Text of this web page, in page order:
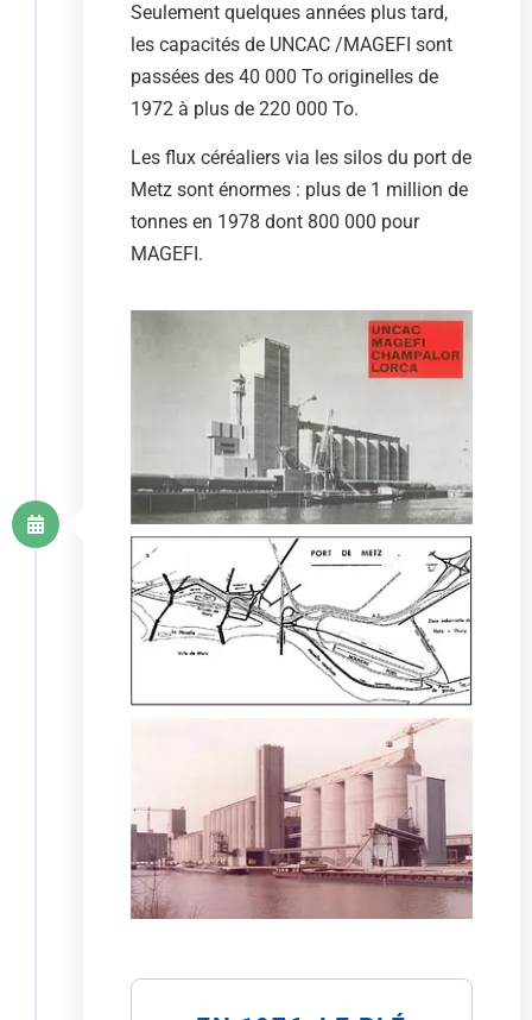
Seulement quelques années plus tard,
les capacités de UNCAC /MAGEFI sont
passées des 40 000 To originelles de
1972 à plus de 220 000 To.
Les flux céréaliers via les silos du port de
Metz sont énormes : plus de 1 million de
tonnes en 1978 dont 800 000 pour
MAGEFI.